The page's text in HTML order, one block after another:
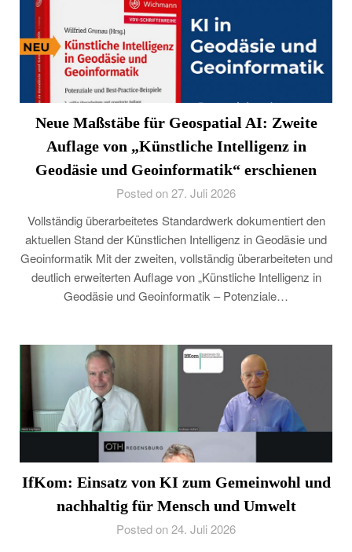
Neue Maßstäbe für Geospatial AI: Zweite
Auflage von „Künstliche Intelligenz in
Geodäsie und Geoinformatik“ erschienen
Posted on 27. Juli 2026
Vollständig überarbeitetes Standardwerk dokumentiert den
aktuellen Stand der Künstlichen Intelligenz in Geodäsie und
Geoinformatik Mit der zweiten, vollständig überarbeiteten und
deutlich erweiterten Auflage von „Künstliche Intelligenz in
Geodäsie und Geoinformatik – Potenziale…
IfKom: Einsatz von KI zum Gemeinwohl und
nachhaltig für Mensch und Umwelt
Posted on 24. Juli 2026